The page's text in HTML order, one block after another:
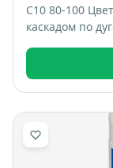
С10 80-100
каскадом по
цветами,
размер: